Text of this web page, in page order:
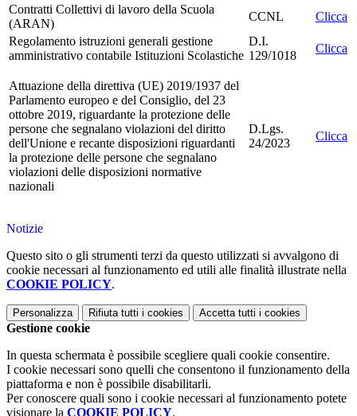
Contratti Collettivi di lavoro della Scuola
(ARAN)
CCNL
Clicca
Regolamento istruzioni generali gestione
amministrativo contabile Istituzioni Scolastiche
D.I.
129/1018
Clicca
Attuazione della direttiva (UE) 2019/1937 del
Parlamento europeo e del Consiglio, del 23
ottobre 2019, riguardante la protezione delle
persone che segnalano violazioni del diritto
dell'Unione e recante disposizioni riguardanti
la protezione delle persone che segnalano
violazioni delle disposizioni normative
nazionali
D.Lgs.
24/2023
Clicca
Notizie
Questo sito o gli strumenti terzi da questo utilizzati si avvalgono di
cookie necessari al funzionamento ed utili alle finalità illustrate nella
COOKIE POLICY.
Personalizza Rifiuta tutti i cookies Accetta tutti i cookies
Gestione cookie
In questa schermata è possibile scegliere quali cookie consentire.
I cookie necessari sono quelli che consentono il funzionamento della
piattaforma e non è possibile disabilitarli.
Per conoscere quali sono i cookie necessari al funzionamento potete
visionare la COOKIE POLICY.